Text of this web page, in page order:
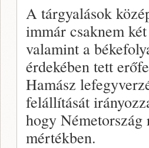
A tárgyalások
immár csaknem
valamint a
érdekében tett
Hamász
felállítását
hogy Németország
mértékben.